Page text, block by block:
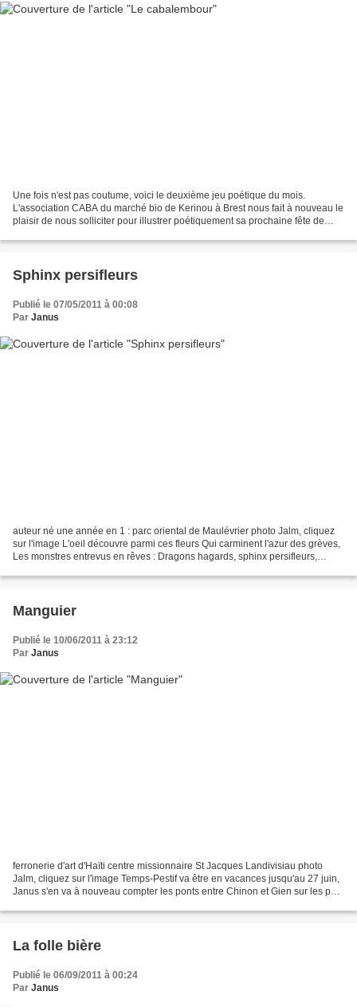
Une fois n'est pas coutume, voici le deuxième jeu poétique du mois.
L'association CABA du marché bio de Kerinou à Brest nous fait à nouveau le
plaisir de nous solliciter pour illustrer poétiquement sa prochaine fête de
Sphinx persifleurs
Publié le 07/05/2011 à 00:08
Par Janus
auteur né une année en 1 : parc oriental de Maulévrier photo Jalm, cliquez
sur l'image L'oeil découvre parmi ces fleurs Qui carminent l'azur des grèves,
Les monstres entrevus en rêves : Dragons hagards, sphinx persifleurs,
Manguier
Publié le 10/06/2011 à 23:12
Par Janus
ferronerie d'art d'Haïti centre missionnaire St Jacques Landivisiau photo
Jalm, cliquez sur l'image Temps-Pestif va être en vacances jusqu'au 27 juin,
Janus s'en va à nouveau compter les ponts entre Chinon et Gien sur les pas
La folle bière
Publié le 06/09/2011 à 00:24
Par Janus